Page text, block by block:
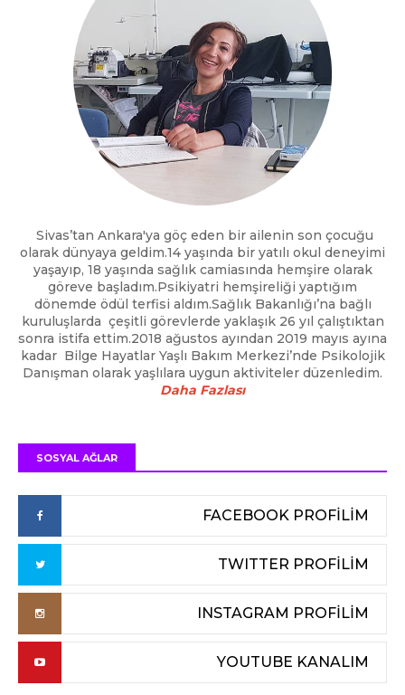
Sivas’tan Ankara'ya göç eden bir ailenin son çocuğu
olarak dünyaya geldim.14 yaşında bir yatılı okul deneyimi
yaşayıp, 18 yaşında sağlık camiasında hemşire olarak
göreve başladım.Psikiyatri hemşireliği yaptığım
dönemde ödül terfisi aldım.Sağlık Bakanlığı’na bağlı
kuruluşlarda çeşitli görevlerde yaklaşık 26 yıl çalıştıktan
sonra istifa ettim.2018 ağustos ayından 2019 mayıs ayına
kadar Bilge Hayatlar Yaşlı Bakım Merkezi’nde Psikolojik
Danışman olarak yaşlılara uygun aktiviteler düzenledim.
Daha Fazlası
SOSYAL AĞLAR
FACEBOOK PROFİLİM
TWITTER PROFİLİM
INSTAGRAM PROFİLİM
YOUTUBE KANALIM